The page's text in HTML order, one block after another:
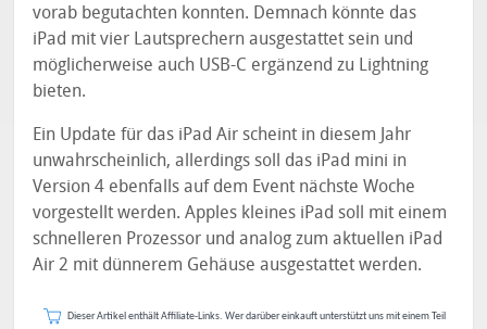
vorab begutachten konnten. Demnach könnte das
iPad mit vier Lautsprechern ausgestattet sein und
möglicherweise auch USB-C ergänzend zu Lightning
bieten.
Ein Update für das iPad Air scheint in diesem Jahr
unwahrscheinlich, allerdings soll das iPad mini in
Version 4 ebenfalls auf dem Event nächste Woche
vorgestellt werden. Apples kleines iPad soll mit einem
schnelleren Prozessor und analog zum aktuellen iPad
Air 2 mit dünnerem Gehäuse ausgestattet werden.
Dieser Artikel enthält Affiliate-Links. Wer darüber einkauft unterstützt uns mit einem Teil